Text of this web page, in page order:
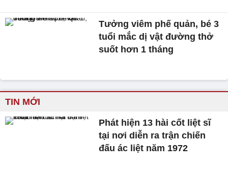
Tưởng viêm phế quản, bé 3
tuổi mắc dị vật đường thở
suốt hơn 1 tháng
TIN MỚI
Phát hiện 13 hài cốt liệt sĩ
tại nơi diễn ra trận chiến
đấu ác liệt năm 1972